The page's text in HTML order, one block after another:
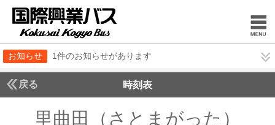
お知らせ 1件のお知らせがあります
戻る 時刻表
里曲田（さとまがった）